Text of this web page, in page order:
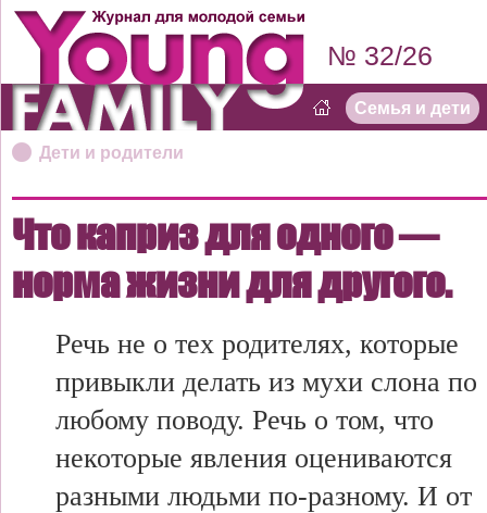
Дети и родители
Что каприз для одного —
норма жизни для другого.
Речь не о тех родителях, которые
привыкли делать из мухи слона по
любому поводу. Речь о том, что
некоторые явления оцениваются
разными людьми по-разному. И от
№ 32/26
Семья и дети